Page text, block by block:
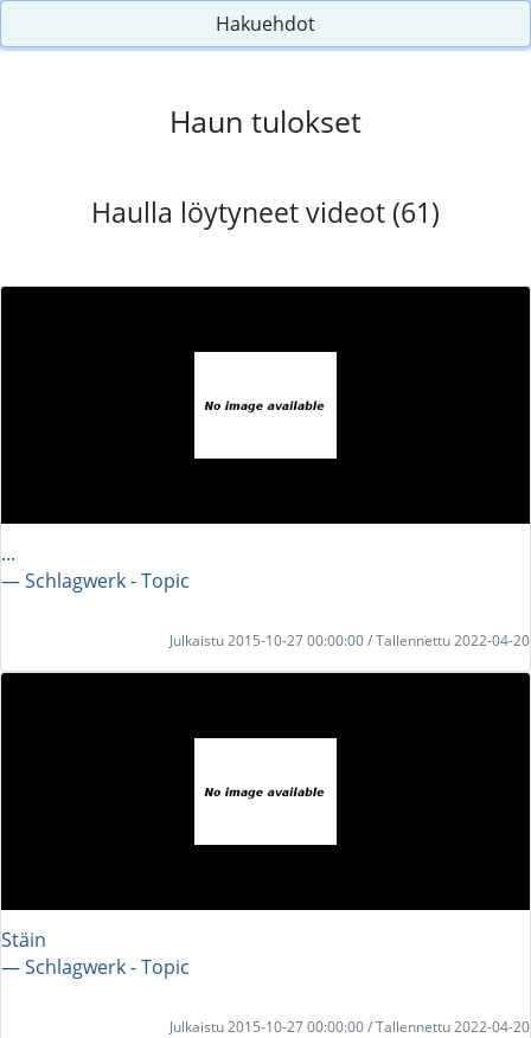
Hakuehdot
Haun tulokset
Haulla löytyneet videot (61)
...
― Schlagwerk - Topic
Julkaistu 2015-10-27 00:00:00 / Tallennettu 2022-04-20
Stäin
― Schlagwerk - Topic
Julkaistu 2015-10-27 00:00:00 / Tallennettu 2022-04-20